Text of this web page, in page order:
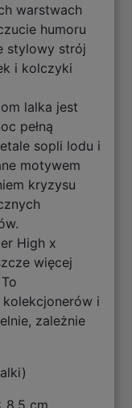
warstwach
humoru
stylowy strój
i kolczyki
lalka jest
pełną
sopli lodu i
motywem
kryzysu
High x
więcej
i
zależnie
8.5 cm